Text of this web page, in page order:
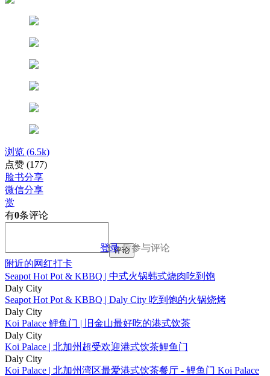
浏览 (6.5k)
点赞 (177)
脸书分享
微信分享
赏
有0条评论
登录后参与评论
评论
附近的网红打卡
Seapot Hot Pot & KBBQ | 中式火锅韩式烧肉吃到饱
Daly City
Seapot Hot Pot & KBBQ | Daly City 吃到饱的火锅烧烤
Daly City
Koi Palace 鲤鱼门 | 旧金山最好吃的港式饮茶
Daly City
Koi Palace | 北加州超受欢迎港式饮茶鲤鱼门
Daly City
Koi Palace | 北加州湾区最爱港式饮茶餐厅 - 鲤鱼门 Koi Palace